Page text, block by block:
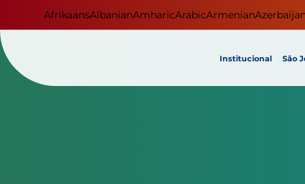
AfrikaansAlbanianAmharicArabicArmenian
Institucional São